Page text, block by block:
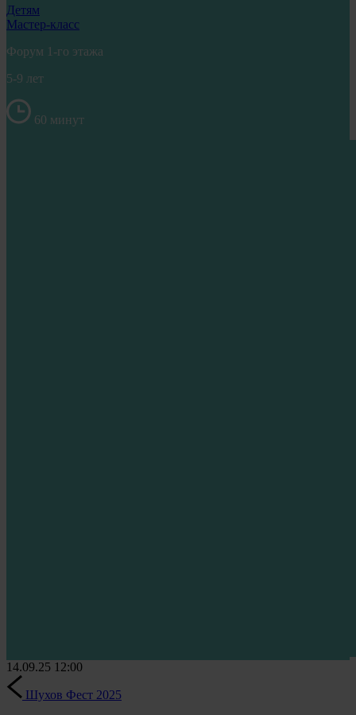
Детям
Мастер-класс
Форум 1-го этажа
5-9 лет
60 минут
14.09.25 12:00
Шухов Фест 2025